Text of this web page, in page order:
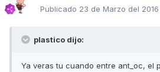
Publicado 23 de Marzo del 2016
plastico dijo:
Ya veras tu cuando entre ant_oc, el